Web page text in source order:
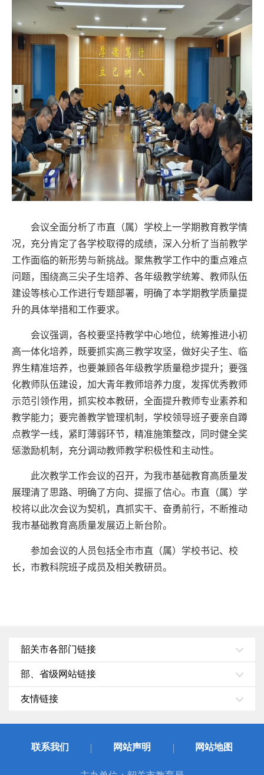
会议全面分析了市直（属）学校上一学期教育教学情
况，充分肯定了各学校取得的成绩，深入分析了当前教学
工作面临的新形势与新挑战。聚焦教学工作中的重点难点
问题，围绕高三尖子生培养、各年级教学统筹、教师队伍
建设等核心工作进行专题部署，明确了本学期教学质量提
升的具体举措和工作要求。
会议强调，各校要坚持教学中心地位，统筹推进小初
高一体化培养，既要抓实高三教学攻坚，做好尖子生、临
界生精准培养，也要兼顾各年级教学质量稳步提升；要强
化教师队伍建设，加大青年教师培养力度，发挥优秀教师
示范引领作用，抓实校本教研，全面提升教师专业素养和
教学能力；要完善教学管理机制，学校领导班子要亲自蹲
点教学一线，紧盯薄弱环节，精准施策整改，同时健全奖
惩激励机制，充分调动教师教学积极性和主动性。
此次教学工作会议的召开，为我市基础教育高质量发
展理清了思路、明确了方向、提振了信心。市直（属）学
校将以此次会议为契机，真抓实干、奋勇前行，不断推动
我市基础教育高质量发展迈上新台阶。
参加会议的人员包括全市市直（属）学校书记、校
长，市教科院班子成员及相关教研员。
韶关市各部门链接
部、省级网站链接
友情链接
联系我们 网站声明 网站地图